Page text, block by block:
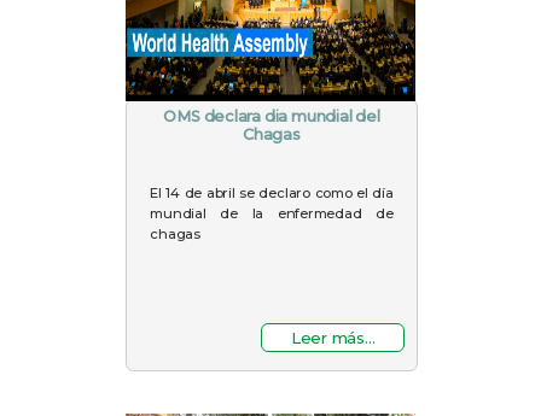
OMS declara dia mundial del
Chagas
El 14 de abril se declaro como el día
mundial de la enfermedad de
chagas
Leer más...